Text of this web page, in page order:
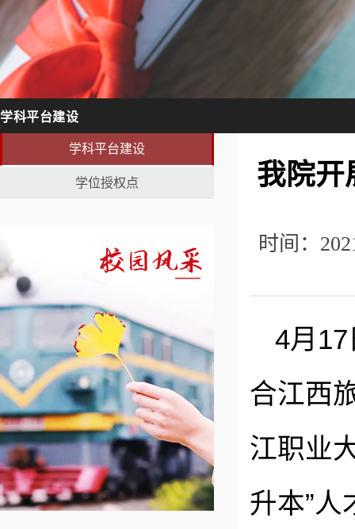
学科平台建设
学科平台建设
学位授权点 我院开
时间：
4月
合江西
江职业
升本”